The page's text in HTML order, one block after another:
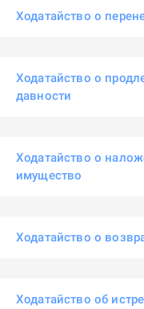
Ходатайство о
Ходатайство о
давности
Ходатайство о
имущество
Ходатайство о
Ходатайство об